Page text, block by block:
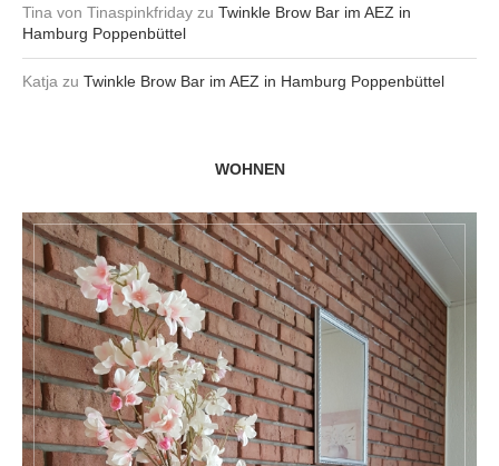
Tina von Tinaspinkfriday zu Twinkle Brow Bar im AEZ in
Hamburg Poppenbüttel
Katja zu Twinkle Brow Bar im AEZ in Hamburg Poppenbüttel
WOHNEN